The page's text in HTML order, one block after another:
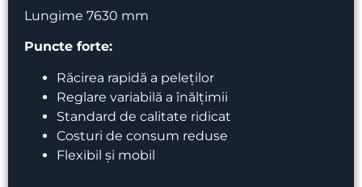
Lungime 7630 mm
Puncte forte:
Răcirea rapidă a peleților
Reglare variabilă a înălțimii
Standard de calitate ridicat
Costuri de consum reduse
Flexibil și mobil